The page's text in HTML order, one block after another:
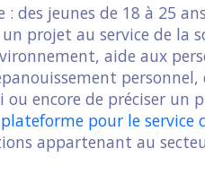
des jeunes de 18 à 25
projet au service de la
aide aux
encore de préciser un
pour le service
appartenant au